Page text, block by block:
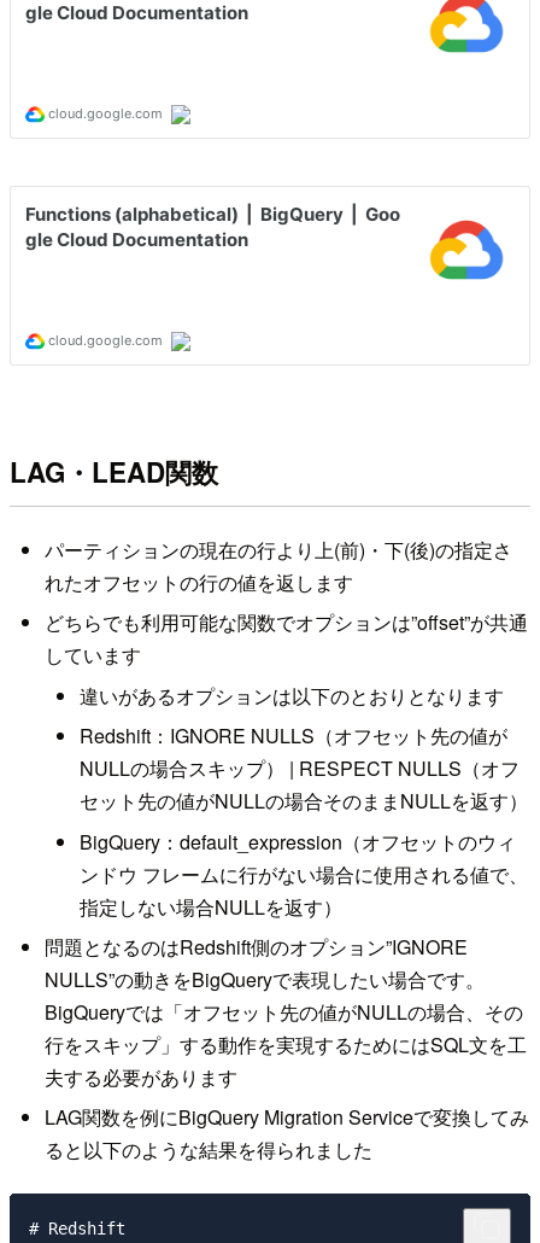
LAG・LEAD関数
パーティションの現在の行より上(前)・下(後)の指定さ
れたオフセットの行の値を返します
どちらでも利用可能な関数でオプションは”offset”が共通
しています
違いがあるオプションは以下のとおりとなります
Redshift：IGNORE NULLS（オフセット先の値が
NULLの場合スキップ） | RESPECT NULLS（オフ
セット先の値がNULLの場合そのままNULLを返す）
BigQuery：default_expression（オフセットのウィ
ンドウ フレームに行がない場合に使用される値で、
指定しない場合NULLを返す）
問題となるのはRedshift側のオプション”IGNORE
NULLS”の動きをBigQueryで表現したい場合です。
BigQueryでは「オフセット先の値がNULLの場合、その
行をスキップ」する動作を実現するためにはSQL文を工
夫する必要があります
LAG関数を例にBigQuery Migration Serviceで変換してみ
ると以下のような結果を得られました
# Redshift